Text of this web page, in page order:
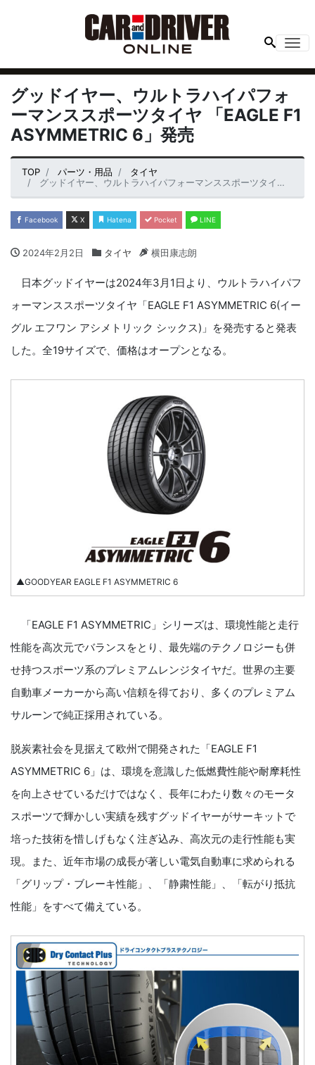
グッドイヤー、ウルトラハイパフォ
ーマンススポーツタイヤ 「EAGLE F1
ASYMMETRIC 6」発売
TOP パーツ・用品
タイヤ
グッドイヤー、ウルトラハイパフォーマンススポーツタイヤ 「EAGLE F1 ASYMMETRIC 6」発売
Facebook X Hatena Pocket LINE
2024年2月2日 タイヤ 横田康志朗
日本グッドイヤーは2024年3月1日より、ウルトラハイパフ
ォーマンススポーツタイヤ「EAGLE F1 ASYMMETRIC 6(イー
グル エフワン アシメトリック シックス)」を発売すると発表
した。全19サイズで、価格はオープンとなる。
▲GOODYEAR EAGLE F1 ASYMMETRIC 6
「EAGLE F1 ASYMMETRIC」シリーズは、環境性能と走行
性能を高次元でバランスをとり、最先端のテクノロジーも併
せ持つスポーツ系のプレミアムレンジタイヤだ。世界の主要
自動車メーカーから高い信頼を得ており、多くのプレミアム
サルーンで純正採用されている。
脱炭素社会を見据えて欧州で開発された「EAGLE F1
ASYMMETRIC 6」は、環境を意識した低燃費性能や耐摩耗性
を向上させているだけではなく、長年にわたり数々のモータ
スポーツで輝かしい実績を残すグッドイヤーがサーキットで
培った技術を惜しげもなく注ぎ込み、高次元の走行性能も実
現。また、近年市場の成長が著しい電気自動車に求められる
「グリップ・ブレーキ性能」、「静粛性能」、「転がり抵抗
性能」をすべて備えている。